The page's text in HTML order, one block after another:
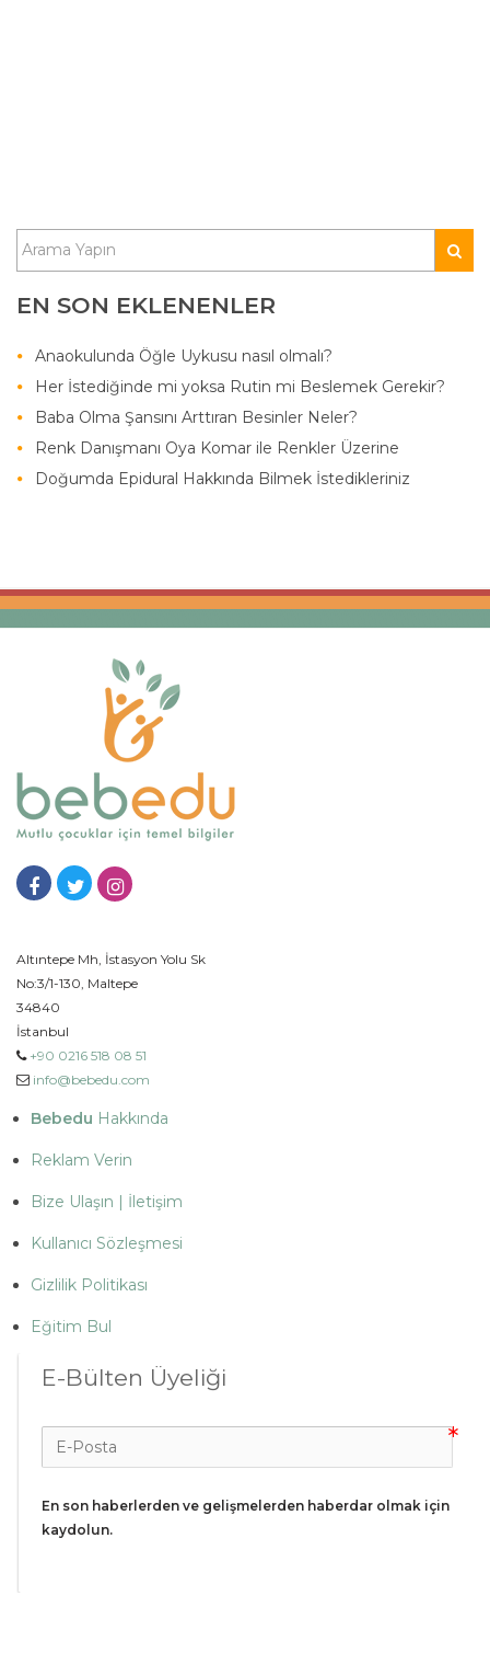
EN SON EKLENENLER
Anaokulunda Öğle Uykusu nasıl olmalı?
Her İstediğinde mi yoksa Rutin mi Beslemek Gerekir?
Baba Olma Şansını Arttıran Besinler Neler?
Renk Danışmanı Oya Komar ile Renkler Üzerine
Doğumda Epidural Hakkında Bilmek İstedikleriniz
Altıntepe Mh, İstasyon Yolu Sk
No:3/1-130, Maltepe
34840
İstanbul
+90 0216 518 08 51
info@bebedu.com
Bebedu Hakkında
Reklam Verin
Bize Ulaşın | İletişim
Kullanıcı Sözleşmesi
Gizlilik Politikası
Eğitim Bul
E-Bülten Üyeliği
En son haberlerden ve gelişmelerden haberdar olmak için
kaydolun.